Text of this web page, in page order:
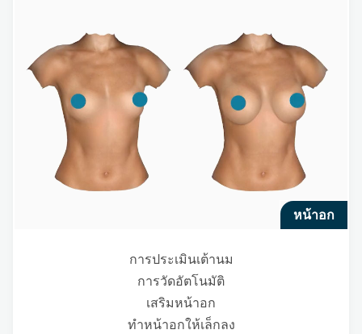
หน้าอก
การประเมินเต้านม
การวัดอัตโนมัติ
เสริมหน้าอก
ทำหน้าอกให้เล็กลง